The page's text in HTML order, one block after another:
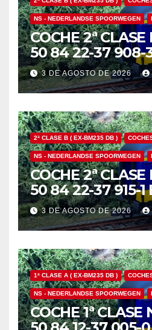
NS - NEDERLANDSE SPOORWEGEN
COCHE 2ª
50 84 22-37 908-
3 DE AGOSTO DE 2026
2ª CLASE B ( EX-BM235 DB )
NS - NEDERLANDSE SPOORWEGEN
COCHE 2ª
50 84 22-37 915-1
3 DE AGOSTO DE 2026
1ª CLASE A ( EX-BM235 DB )
NS - NEDERLANDSE SPOORWEGEN
COCHE 1ª